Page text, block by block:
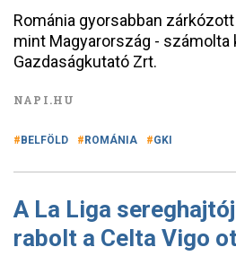
Románia gyorsabban
mint Magyarország - számolta
Gazdaságkutató Zrt.
NAPI.HU
BELFÖLD ROMÁNIA GKI
A La Liga
rabolt a Celta Vigo